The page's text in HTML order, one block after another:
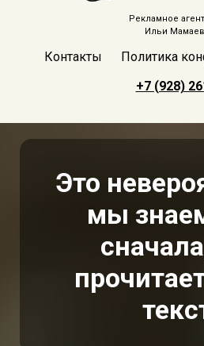
Рекламное
Ильи
Контакты
Политика
+7 (928)
Это
мы